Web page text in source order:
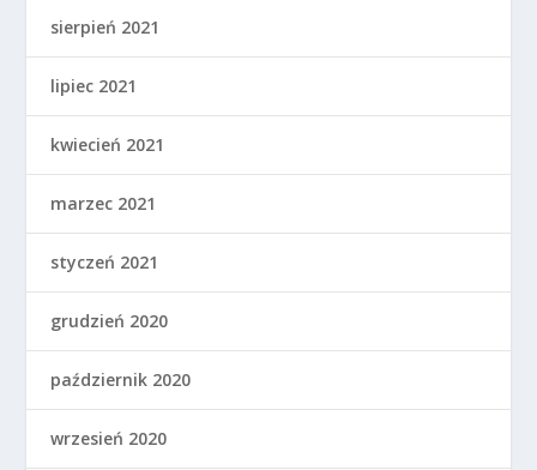
sierpień 2021
lipiec 2021
kwiecień 2021
marzec 2021
styczeń 2021
grudzień 2020
październik 2020
wrzesień 2020